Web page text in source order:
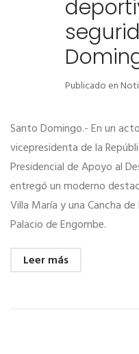
Publicado en
Santo Domingo.- En un
vicepresidenta de la
Presidencial de Apoyo al
entregó un moderno
Villa María y una Cancha
Palacio de Engombe.
Leer más